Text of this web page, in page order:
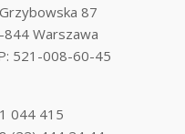
87
844 Warszawa
521-008-60-45
044 415